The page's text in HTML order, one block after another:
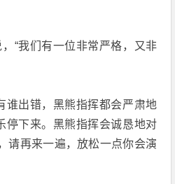
“我们有一位非常严格，又非
谁出错，黑熊指挥都会严肃地
停下来。黑熊指挥会诚恳地对
请再来一遍，放松一点你会演